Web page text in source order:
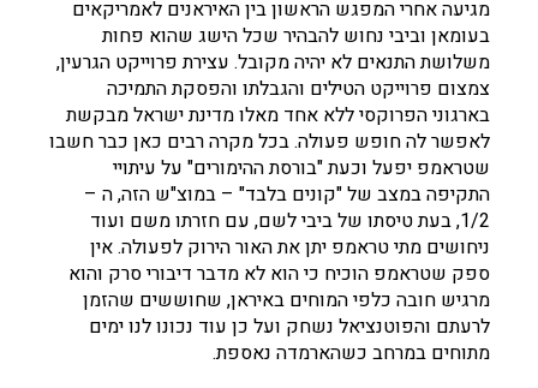
מגיעה אחרי המפגש הראשון בין האיראנים לאמריקאים
בעומאן וביבי נחוש להבהיר שכל הישג שהוא פחות
משלושת התנאים לא יהיה מקובל. עצירת פרוייקט הגרעין,
צמצום פרוייקט הטילים והגבלתו והפסקת התמיכה
בארגוני הפרוקסי ללא אחד מאלו מדינת ישראל מבקשת
לאפשר לה חופש פעולה. בכל מקרה רבים כאן כבר חשבו
שטראמפ יפעל וכעת "בורסת ההימורים" על עיתויי
התקיפה במצב של "קונים בלבד" – במוצ"ש הזה, ה –
1/2, בעת טיסתו של ביבי לשם, עם חזרתו משם ועוד
ניחושים מתי טראמפ יתן את האור הירוק לפעולה. אין
ספק שטראמפ הוכיח כי הוא לא מדבר דיבורי סרק והוא
מרגיש חובה כלפי המוחים באיראן, שחוששים שהזמן
לרעתם והפוטנציאל נשחק ועל כן עוד נכונו לנו ימים
מתוחים במרחב כשהארמדה נאספת.